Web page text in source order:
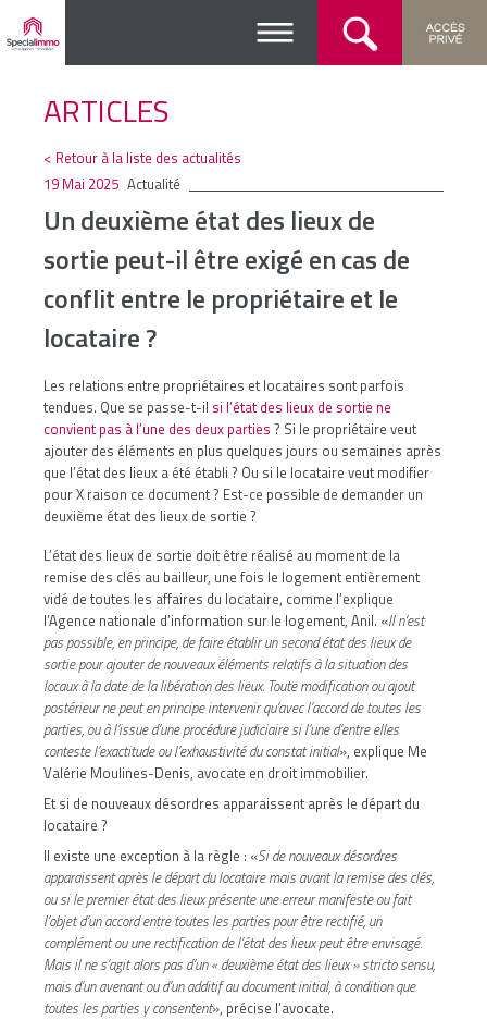
ARTICLES
< Retour à la liste des actualités
19 Mai 2025 Actualité
Un deuxième état des lieux de
sortie peut-il être exigé en cas de
conflit entre le propriétaire et le
locataire ?
Les relations entre propriétaires et locataires sont parfois
tendues. Que se passe-t-il si l’état des lieux de sortie ne
convient pas à l’une des deux parties ? Si le propriétaire veut
ajouter des éléments en plus quelques jours ou semaines après
que l’état des lieux a été établi ? Ou si le locataire veut modifier
pour X raison ce document ? Est-ce possible de demander un
deuxième état des lieux de sortie ?
L’état des lieux de sortie doit être réalisé au moment de la
remise des clés au bailleur, une fois le logement entièrement
vidé de toutes les affaires du locataire, comme l’explique
l’Agence nationale d’information sur le logement, Anil. «Il n’est
pas possible, en principe, de faire établir un second état des lieux de
sortie pour ajouter de nouveaux éléments relatifs à la situation des
locaux à la date de la libération des lieux. Toute modification ou ajout
postérieur ne peut en principe intervenir qu’avec l’accord de toutes les
parties, ou à l’issue d’une procédure judiciaire si l’une d’entre elles
conteste l’exactitude ou l’exhaustivité du constat initial», explique Me
Valérie Moulines-Denis, avocate en droit immobilier.
Et si de nouveaux désordres apparaissent après le départ du
locataire ?
Il existe une exception à la règle : «Si de nouveaux désordres
apparaissent après le départ du locataire mais avant la remise des clés,
ou si le premier état des lieux présente une erreur manifeste ou fait
l’objet d’un accord entre toutes les parties pour être rectifié, un
complément ou une rectification de l’état des lieux peut être envisagé.
Mais il ne s’agit alors pas d’un « deuxième état des lieux » stricto sensu,
mais d’un avenant ou d’un additif au document initial, à condition que
toutes les parties y consentent», précise l’avocate.